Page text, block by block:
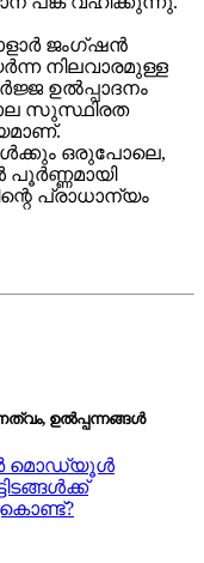
ജംഗ്ഷൻ
നിലവാരമുള്ള
ഉൽപ്പാദനം
സുസ്ഥിരത
ഒരുപോലെ,
പ്രാധാന്യം
ഉൽപ്പന്നങ്ങൾ